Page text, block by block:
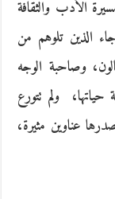
الأدب والثقافة‮
الذين تلوهم من
وصاحبة الوجه
حياتها، ‮ ‬ولم تتورع
عناوين مثيرة،